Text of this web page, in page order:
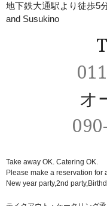
地下鉄大通駅より徒歩5
and Susukino
オ
Take away OK. Catering OK.
Please make a reservation for
New year party,2nd